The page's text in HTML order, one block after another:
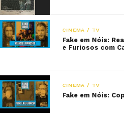
CINEMA / TV
Fake em Nóis:
e Furiosos com
CINEMA / TV
Fake em Nóis: